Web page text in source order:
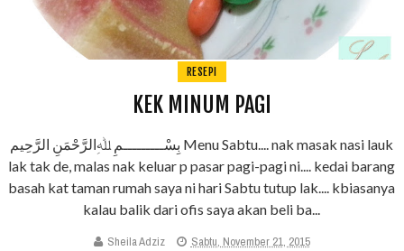
RESEPI
KEK MINUM PAGI
بِسْـــــــــمِ ﷲِالرَّحْمَنِ الرَّحِيم Menu Sabtu.... nak masak nasi lauk
lak tak de, malas nak keluar p pasar pagi-pagi ni.... kedai barang
basah kat taman rumah saya ni hari Sabtu tutup lak.... kbiasanya
kalau balik dari ofis saya akan beli ba...
Sheila Adziz Sabtu, November 21, 2015